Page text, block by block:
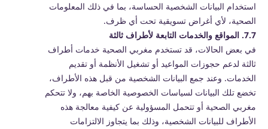
استخدام البيانات الشخصية الحساسة، بما في ذلك المعلومات
الصحية، لأي أغراض تسويقية تحت أي ظرف.
7.7. المواقع والخدمات التابعة لأطراف ثالثة
في بعض الحالات، قد تستخدم مغربي الصحية خدمات أطراف
ثالثة لدعم حجوزات المواعيد أو تشغيل الأنظمة أو تقديم
الخدمات. وعند جمع البيانات الشخصية من قبل هذه الأطراف،
تخضع تلك البيانات لسياسات الخصوصية الخاصة بهم، ولا تتحكم
مغربي الصحية أو تتحمل المسؤولية عن كيفية معالجة هذه
الأطراف للبيانات الشخصية، وذلك بما يتجاوز الالتزامات